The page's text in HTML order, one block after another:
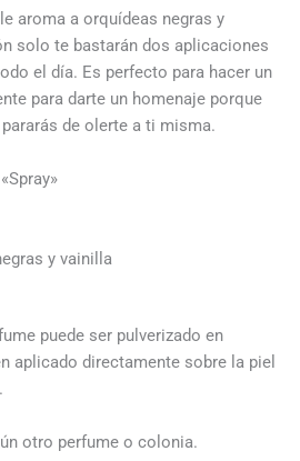
aroma a orquídeas negras y
solo te bastarán dos aplicaciones
el día. Es perfecto para hacer un
para darte un homenaje porque
de olerte a ti misma.
y vainilla
puede ser pulverizado en
aplicado directamente sobre la piel
otro perfume o colonia.